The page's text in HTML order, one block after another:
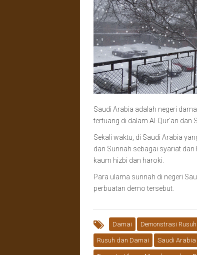
Saudi Arabia adalah negeri
tertuang di dalam Al-Qur’an dan
Sekali waktu, di Saudi Arabia
dan Sunnah sebagai syariat
kaum hizbi dan haroki.
Para ulama sunnah di negeri
perbuatan demo tersebut.
Damai Demonstrasi
Rusuh dan Damai Saudi Arabia